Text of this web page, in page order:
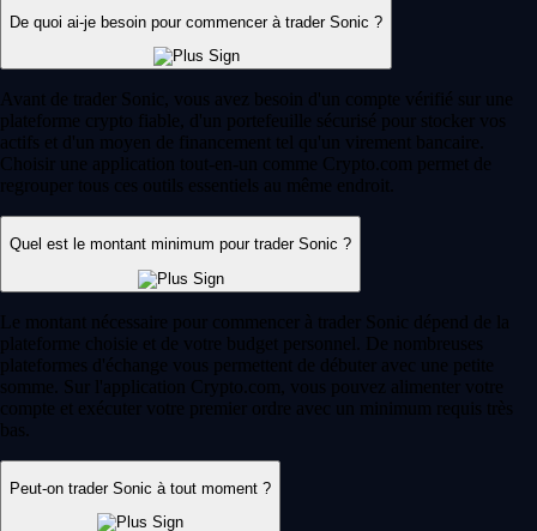
De quoi ai-je besoin pour commencer à trader Sonic ?
Avant de trader Sonic, vous avez besoin d'un compte vérifié sur une
plateforme crypto fiable, d'un portefeuille sécurisé pour stocker vos
actifs et d'un moyen de financement tel qu'un virement bancaire.
Choisir une application tout-en-un comme Crypto.com permet de
regrouper tous ces outils essentiels au même endroit.
Quel est le montant minimum pour trader Sonic ?
Le montant nécessaire pour commencer à trader Sonic dépend de la
plateforme choisie et de votre budget personnel. De nombreuses
plateformes d'échange vous permettent de débuter avec une petite
somme. Sur l'application Crypto.com, vous pouvez alimenter votre
compte et exécuter votre premier ordre avec un minimum requis très
bas.
Peut-on trader Sonic à tout moment ?